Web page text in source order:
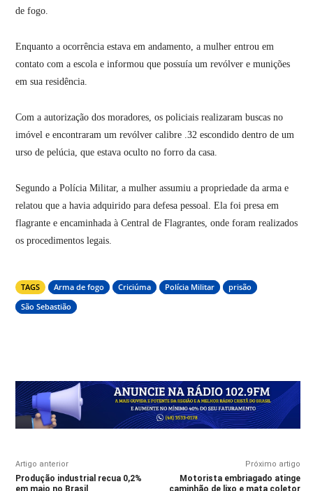
de fogo.
Enquanto a ocorrência estava em andamento, a mulher entrou em
contato com a escola e informou que possuía um revólver e munições
em sua residência.
Com a autorização dos moradores, os policiais realizaram buscas no
imóvel e encontraram um revólver calibre .32 escondido dentro de um
urso de pelúcia, que estava oculto no forro da casa.
Segundo a Polícia Militar, a mulher assumiu a propriedade da arma e
relatou que a havia adquirido para defesa pessoal. Ela foi presa em
flagrante e encaminhada à Central de Flagrantes, onde foram realizados
os procedimentos legais.
TAGS Arma de fogo Criciúma Polícia Militar
prisão
São Sebastião
Artigo anterior
Produção industrial recua 0,2%
em maio no Brasil
Próximo artigo
Motorista embriagado atinge
caminhão de lixo e mata coletor